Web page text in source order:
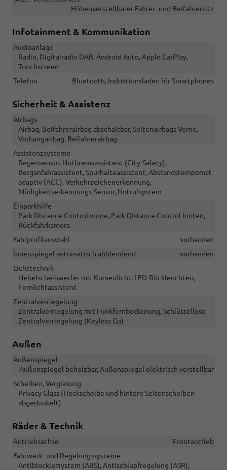
Höhenverstellbarer Fahrer- und Beifahrersitz
Infotainment & Kommunikation
Audioanlage
Radio, Digitalradio DAB, Android Auto, Apple CarPlay,
Touchscreen
Telefon
Bluetooth, Induktionsladen für Smartphones
Sicherheit & Assistenz
Airbags
Airbag, Beifahrerairbag abschaltbar, Seitenairbags Vorne,
Vorhangairbag, Beifahrerairbag
Assistenzsysteme
Regensensor, Notbremsassistent (City-Safety),
Berganfahrassistent, Spurhalteassistent, Abstandstempomat
adaptiv (ACC), Verkehrzeichenerkennung,
Müdigkeitserkennungs-Sensor, Notrufsystem
Einparkhilfe
Park Distance Control vorne, Park Distance Control hinten,
Rückfahrkamera
Fahrprofilauswahl
vorhanden
Innenspiegel automatisch abblendend
vorhanden
Lichttechnik
Nebelscheinwerfer mit Kurvenlicht, LED-Rückleuchten,
Fernlichtassistent
Zentralverriegelung
Zentralverriegelung mit Funkfernbedienung, Schlüssellose
Zentralverriegelung (Keyless Go)
Außen
Außenspiegel
Außenspiegel beheizbar, Außenspiegel elektrisch verstellbar
Scheiben, Verglasung
Privacy Glass (Heckscheibe und hintere Seitenscheiben
abgedunkelt)
Räder & Technik
Antriebsachse
Frontantrieb
Fahrwerk- und Regelungssysteme
Antiblockiersystem (ABS), Antischlupfregelung (ASR),